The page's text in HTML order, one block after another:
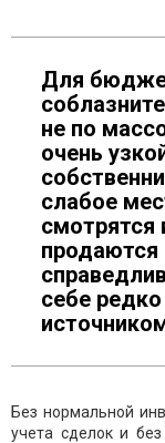
Для
не по
очень
слабое
смотрятся
продаются
себе
Без нормальной
учета сделок и